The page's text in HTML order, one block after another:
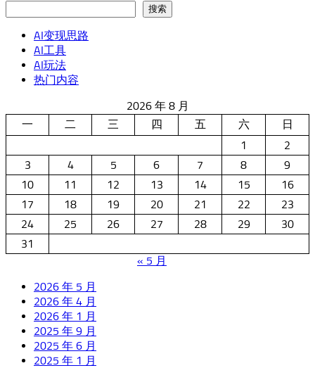
搜索
AI变现思路
AI工具
AI玩法
热门内容
2026 年 8 月
一
二 三 四 五 六
日
1
2
3
4 5 6 7 8
9
10
11 12 13 14 15
16
17
18 19 20 21 22
23
24
25 26 27 28 29
30
31
« 5 月
2026 年 5 月
2026 年 4 月
2026 年 1 月
2025 年 9 月
2025 年 6 月
2025 年 1 月